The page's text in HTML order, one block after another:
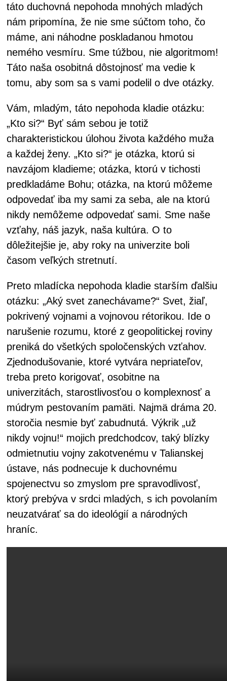
táto duchovná nepohoda mnohých mladých
nám pripomína, že nie sme súčtom toho, čo
máme, ani náhodne poskladanou hmotou
nemého vesmíru. Sme túžbou, nie algoritmom!
Táto naša osobitná dôstojnosť ma vedie k
tomu, aby som sa s vami podelil o dve otázky.
Vám, mladým, táto nepohoda kladie otázku:
„Kto si?“ Byť sám sebou je totiž
charakteristickou úlohou života každého muža
a každej ženy. „Kto si?“ je otázka, ktorú si
navzájom kladieme; otázka, ktorú v tichosti
predkladáme Bohu; otázka, na ktorú môžeme
odpovedať iba my sami za seba, ale na ktorú
nikdy nemôžeme odpovedať sami. Sme naše
vzťahy, náš jazyk, naša kultúra. O to
dôležitejšie je, aby roky na univerzite boli
časom veľkých stretnutí.
Preto mladícka nepohoda kladie starším ďalšiu
otázku: „Aký svet zanechávame?“ Svet, žiaľ,
pokrivený vojnami a vojnovou rétorikou. Ide o
narušenie rozumu, ktoré z geopolitickej roviny
preniká do všetkých spoločenských vzťahov.
Zjednodušovanie, ktoré vytvára nepriateľov,
treba preto korigovať, osobitne na
univerzitách, starostlivosťou o komplexnosť a
múdrym pestovaním pamäti. Najmä dráma 20.
storočia nesmie byť zabudnutá. Výkrik „už
nikdy vojnu!“ mojich predchodcov, taký blízky
odmietnutiu vojny zakotvenému v Talianskej
ústave, nás podnecuje k duchovnému
spojenectvu so zmyslom pre spravodlivosť,
ktorý prebýva v srdci mladých, s ich povolaním
neuzatvárať sa do ideológií a národných
hraníc.